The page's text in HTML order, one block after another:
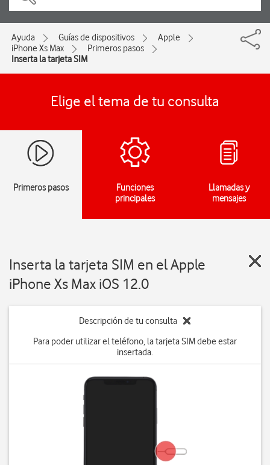
Ayuda Guías de dispositivos
Apple
iPhone Xs Max
Primeros pasos
Inserta la tarjeta SIM
Elige el tema de tu consulta
Primeros pasos
Funciones
principales
Llamadas y
mensajes
Inserta la tarjeta SIM en el Apple
iPhone Xs Max iOS 12.0
Descripción de tu consulta
Para poder utilizar el teléfono, la tarjeta SIM debe estar
insertada.